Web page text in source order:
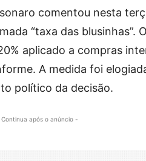
comentou nesta
“taxa das blusinhas”.
aplicado a compras
A medida foi
político da decisão.
após o anúncio -